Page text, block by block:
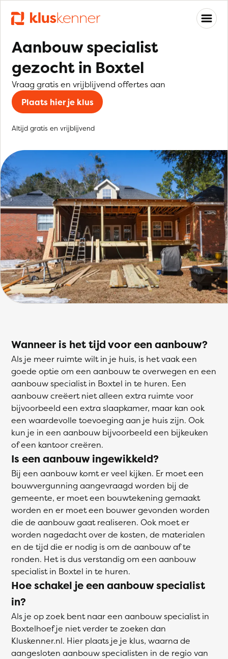
Aanbouw specialist
gezocht in Boxtel
Vraag gratis en vrijblijvend offertes aan
Plaats hier je klus
Altijd gratis en vrijblijvend
Wanneer is het tijd voor een aanbouw?
Als je meer ruimte wilt in je huis, is het vaak een
goede optie om een aanbouw te overwegen en een
aanbouw specialist in Boxtel in te huren. Een
aanbouw creëert niet alleen extra ruimte voor
bijvoorbeeld een extra slaapkamer, maar kan ook
een waardevolle toevoeging aan je huis zijn. Ook
kun je in een aanbouw bijvoorbeeld een bijkeuken
of een kantoor creëren.
Is een aanbouw ingewikkeld?
Bij een aanbouw komt er veel kijken. Er moet een
bouwvergunning aangevraagd worden bij de
gemeente, er moet een bouwtekening gemaakt
worden en er moet een bouwer gevonden worden
die de aanbouw gaat realiseren. Ook moet er
worden nagedacht over de kosten, de materialen
en de tijd die er nodig is om de aanbouw af te
ronden. Het is dus verstandig om een aanbouw
specialist in Boxtel in te huren.
Hoe schakel je een aanbouw specialist
in?
Als je op zoek bent naar een aanbouw specialist in
Boxtelhoef je niet verder te zoeken dan
Kluskenner.nl. Hier plaats je je klus, waarna de
aangesloten aanbouw specialisten in de regio van